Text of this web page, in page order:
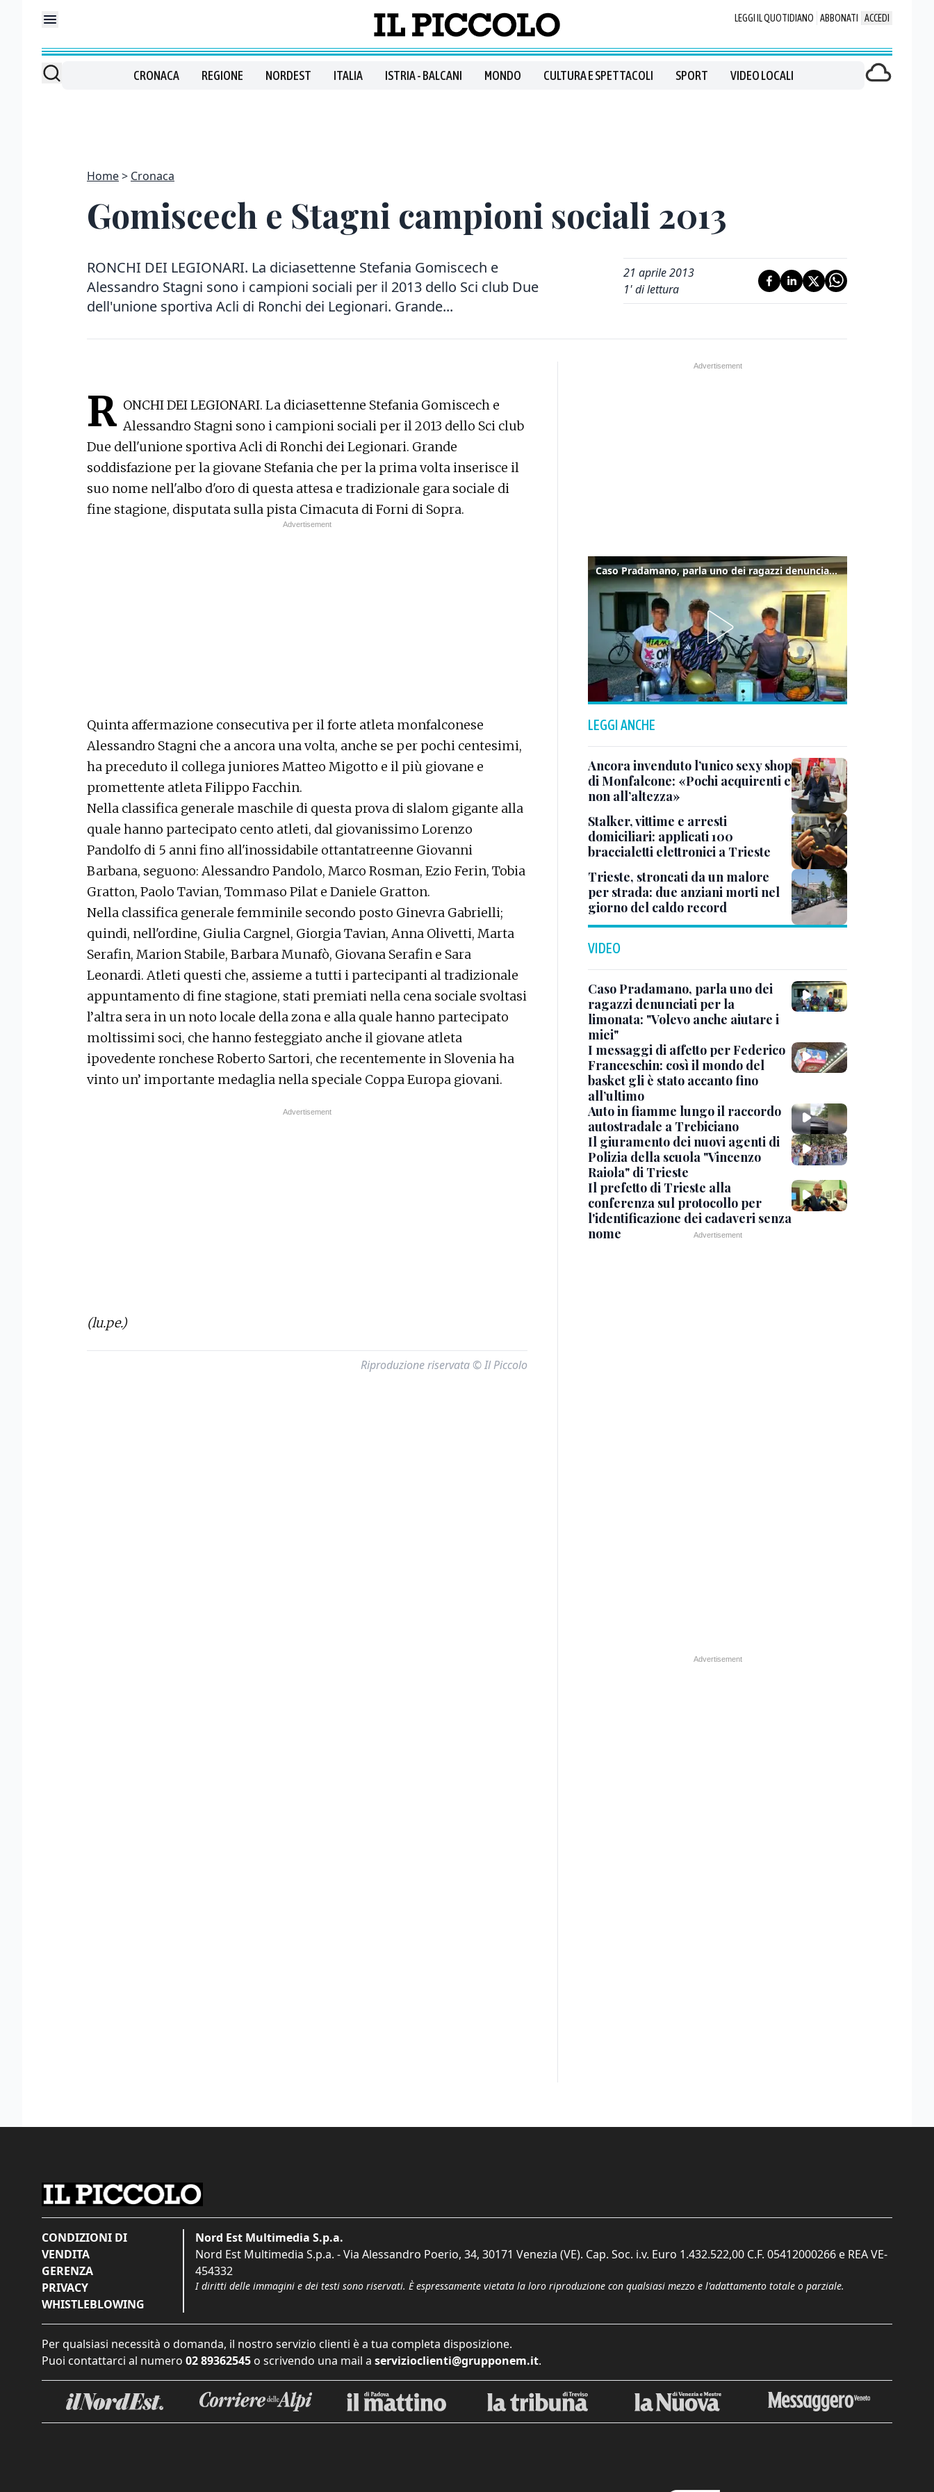
LEGGI IL QUOTIDIANO ABBONATI ACCEDI
CRONACA REGIONE NORDEST ITALIA ISTRIA - BALCANI MONDO CULTURA E SPETTACOLI SPORT VIDEO LOCALI
Home Cronaca
Gomiscech e Stagni campioni sociali 2013
RONCHI DEI LEGIONARI. La diciasettenne Stefania Gomiscech e
Alessandro Stagni sono i campioni sociali per il 2013 dello Sci club Due
dell'unione sportiva Acli di Ronchi dei Legionari. Grande...
21 aprile 2013
1' di lettura
R ONCHI DEI LEGIONARI. La diciasettenne Stefania Gomiscech e
Alessandro Stagni sono i campioni sociali per il 2013 dello Sci club
Due dell'unione sportiva Acli di Ronchi dei Legionari. Grande
soddisfazione per la giovane Stefania che per la prima volta inserisce il
suo nome nell'albo d'oro di questa attesa e tradizionale gara sociale di
fine stagione, disputata sulla pista Cimacuta di Forni di Sopra.
Quinta affermazione consecutiva per il forte atleta monfalconese
Alessandro Stagni che a ancora una volta, anche se per pochi centesimi,
ha preceduto il collega juniores Matteo Migotto e il più giovane e
promettente atleta Filippo Facchin.
Nella classifica generale maschile di questa prova di slalom gigante alla
quale hanno partecipato cento atleti, dal giovanissimo Lorenzo
Pandolfo di 5 anni fino all'inossidabile ottantatreenne Giovanni
Barbana, seguono: Alessandro Pandolo, Marco Rosman, Ezio Ferin, Tobia
Gratton, Paolo Tavian, Tommaso Pilat e Daniele Gratton.
Nella classifica generale femminile secondo posto Ginevra Gabrielli;
quindi, nell'ordine, Giulia Cargnel, Giorgia Tavian, Anna Olivetti, Marta
Serafin, Marion Stabile, Barbara Munafò, Giovana Serafin e Sara
Leonardi. Atleti questi che, assieme a tutti i partecipanti al tradizionale
appuntamento di fine stagione, stati premiati nella cena sociale svoltasi
l’altra sera in un noto locale della zona e alla quale hanno partecipato
moltissimi soci, che hanno festeggiato anche il giovane atleta
ipovedente ronchese Roberto Sartori, che recentemente in Slovenia ha
vinto un’ importante medaglia nella speciale Coppa Europa giovani.
(lu.pe.)
Riproduzione riservata © Il Piccolo
Caso Pradamano, parla uno dei ragazzi denunciati per la limonata: "Volevo anche aiutare i miei"
LEGGI ANCHE
Ancora invenduto l’unico sexy shop
di Monfalcone: «Pochi acquirenti e
non all’altezza»
Stalker, vittime e arresti
domiciliari: applicati 100
braccialetti elettronici a Trieste
Trieste, stroncati da un malore
per strada: due anziani morti nel
giorno del caldo record
VIDEO
Caso Pradamano, parla uno dei
ragazzi denunciati per la
limonata: "Volevo anche aiutare i
miei"
I messaggi di affetto per Federico
Franceschin: così il mondo del
basket gli è stato accanto fino
all’ultimo
Auto in fiamme lungo il raccordo
autostradale a Trebiciano
Il giuramento dei nuovi agenti di
Polizia della scuola "Vincenzo
Raiola" di Trieste
Il prefetto di Trieste alla
conferenza sul protocollo per
l'identificazione dei cadaveri senza
nome
CONDIZIONI DI
VENDITA
GERENZA
PRIVACY
WHISTLEBLOWING
Nord Est Multimedia S.p.a.
Nord Est Multimedia S.p.a. - Via Alessandro Poerio, 34, 30171 Venezia (VE). Cap. Soc. i.v. Euro 1.432.522,00 C.F. 05412000266 e REA VE-
454332
I diritti delle immagini e dei testi sono riservati. È espressamente vietata la loro riproduzione con qualsiasi mezzo e l'adattamento totale o parziale.
Per qualsiasi necessità o domanda, il nostro servizio clienti è a tua completa disposizione.
Puoi contattarci al numero 02 89362545 o scrivendo una mail a servizioclienti@grupponem.it.